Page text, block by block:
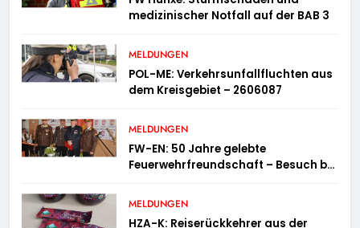
medizinischer Notfall auf der BAB 3
MELDUNGEN
POL-ME: Verkehrsunfallfluchten aus
dem Kreisgebiet – 2606087
MELDUNGEN
FW-EN: 50 Jahre gelebte
Feuerwehrfreundschaft – Besuch bei
Österreich
MELDUNGEN
HZA-K: Reiserückkehrer aus der